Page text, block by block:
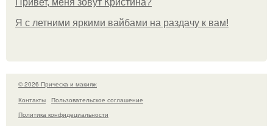
Привет, меня зовут Кристина?
Я с летними яркими вайбами на раздачу к вам!
© 2026 Прическа и макияж
Контакты
Пользовательское соглашение
Политика конфидециальности